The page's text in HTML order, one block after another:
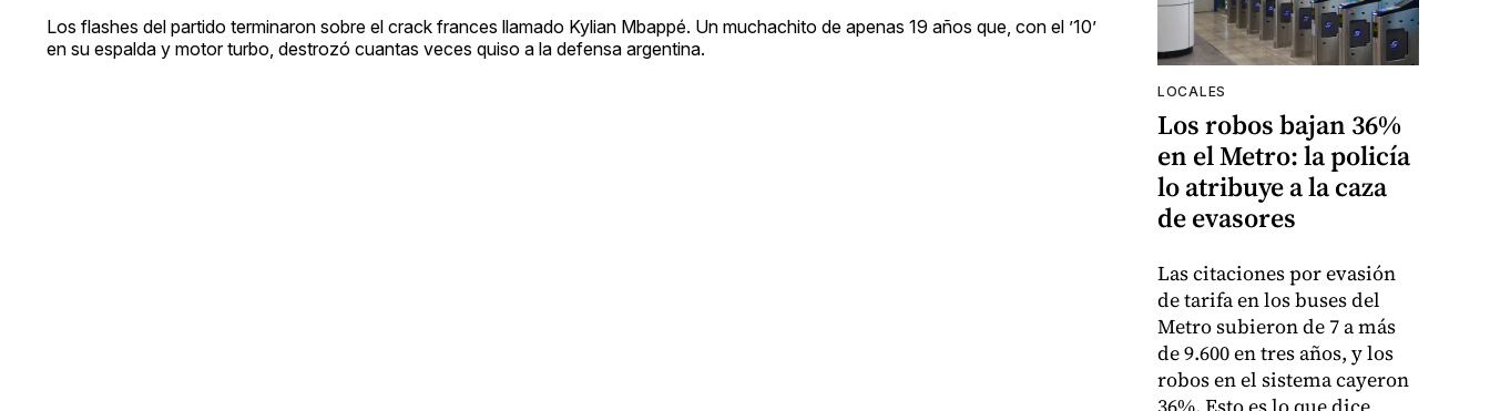
Los flashes del partido terminaron sobre el crack frances llamado Kylian Mbappé. Un muchachito de apenas 19 años que, con el ’10’
en su espalda y motor turbo, destrozó cuantas veces quiso a la defensa argentina.
LOCALES
Los robos bajan 36%
en el Metro: la policía
lo atribuye a la caza
de evasores
Las citaciones por evasión
de tarifa en los buses del
Metro subieron de 7 a más
de 9.600 en tres años, y los
robos en el sistema cayeron